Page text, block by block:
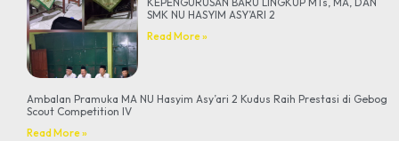
SMK NU HASYIM ASY’ARI 2
Read More »
Ambalan Pramuka MA NU Hasyim Asy’ari 2 Kudus Raih Prestasi di Gebog
Scout Competition IV
Read More »